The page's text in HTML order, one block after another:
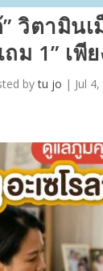
วิตามิน
ม 1” เพี
bytu jo | Jul